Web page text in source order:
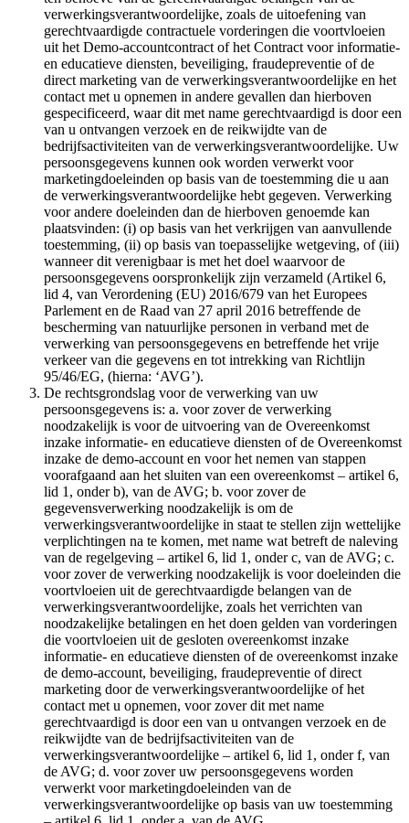
verwerkingsverantwoordelijke, zoals de uitoefening van
gerechtvaardigde contractuele vorderingen die voortvloeien
uit het Demo-accountcontract of het Contract voor informatie-
en educatieve diensten, beveiliging, fraudepreventie of de
direct marketing van de verwerkingsverantwoordelijke en het
contact met u opnemen in andere gevallen dan hierboven
gespecificeerd, waar dit met name gerechtvaardigd is door een
van u ontvangen verzoek en de reikwijdte van de
bedrijfsactiviteiten van de verwerkingsverantwoordelijke. Uw
persoonsgegevens kunnen ook worden verwerkt voor
marketingdoeleinden op basis van de toestemming die u aan
de verwerkingsverantwoordelijke hebt gegeven. Verwerking
voor andere doeleinden dan de hierboven genoemde kan
plaatsvinden: (i) op basis van het verkrijgen van aanvullende
toestemming, (ii) op basis van toepasselijke wetgeving, of (iii)
wanneer dit verenigbaar is met het doel waarvoor de
persoonsgegevens oorspronkelijk zijn verzameld (Artikel 6,
lid 4, van Verordening (EU) 2016/679 van het Europees
Parlement en de Raad van 27 april 2016 betreffende de
bescherming van natuurlijke personen in verband met de
verwerking van persoonsgegevens en betreffende het vrije
verkeer van die gegevens en tot intrekking van Richtlijn
95/46/EG, (hierna: ‘AVG’).
De rechtsgrondslag voor de verwerking van uw
persoonsgegevens is: a. voor zover de verwerking
noodzakelijk is voor de uitvoering van de Overeenkomst
inzake informatie- en educatieve diensten of de Overeenkomst
inzake de demo-account en voor het nemen van stappen
voorafgaand aan het sluiten van een overeenkomst – artikel 6,
lid 1, onder b), van de AVG; b. voor zover de
gegevensverwerking noodzakelijk is om de
verwerkingsverantwoordelijke in staat te stellen zijn wettelijke
verplichtingen na te komen, met name wat betreft de naleving
van de regelgeving – artikel 6, lid 1, onder c, van de AVG; c.
voor zover de verwerking noodzakelijk is voor doeleinden die
voortvloeien uit de gerechtvaardigde belangen van de
verwerkingsverantwoordelijke, zoals het verrichten van
noodzakelijke betalingen en het doen gelden van vorderingen
die voortvloeien uit de gesloten overeenkomst inzake
informatie- en educatieve diensten of de overeenkomst inzake
de demo-account, beveiliging, fraudepreventie of direct
marketing door de verwerkingsverantwoordelijke of het
contact met u opnemen, voor zover dit met name
gerechtvaardigd is door een van u ontvangen verzoek en de
reikwijdte van de bedrijfsactiviteiten van de
verwerkingsverantwoordelijke – artikel 6, lid 1, onder f, van
de AVG; d. voor zover uw persoonsgegevens worden
verwerkt voor marketingdoeleinden van de
verwerkingsverantwoordelijke op basis van uw toestemming